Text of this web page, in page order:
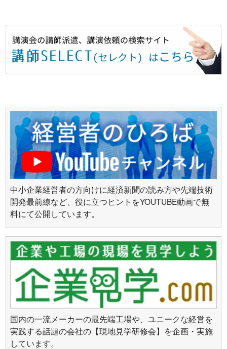
中小企業経営者の方向けに経済新聞の読み方や先端技術
開発最前線など、役に立つヒントをYOUTUBE動画で無
料にて公開しています。
国内の一流メーカーの最先端工場や、ユニークな経営を
実践する話題の会社の【現地見学研修会】を企画・実施
しています。